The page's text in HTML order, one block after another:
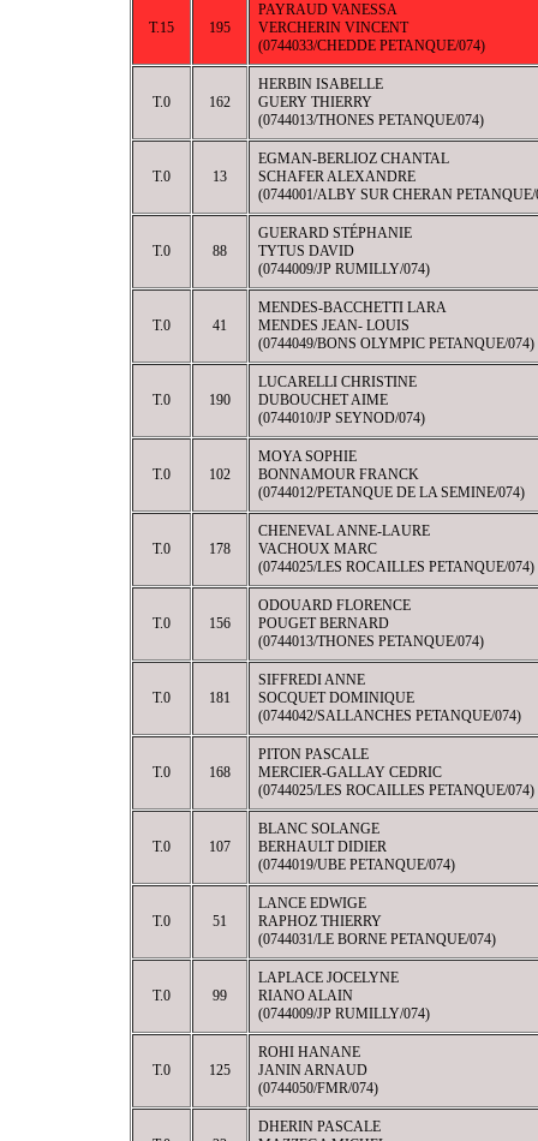
T.15 195
PAYRAUD VANESSA
VERCHERIN VINCENT
(0744033/CHEDDE PETANQUE/074)
T.0 162
HERBIN ISABELLE
GUERY THIERRY
(0744013/THONES PETANQUE/074)
T.0 13
EGMAN-BERLIOZ CHANTAL
SCHAFER ALEXANDRE
(0744001/ALBY SUR CHERAN PETANQUE/
T.0 88
GUERARD STÉPHANIE
TYTUS DAVID
(0744009/JP RUMILLY/074)
T.0 41
MENDES-BACCHETTI LARA
MENDES JEAN- LOUIS
(0744049/BONS OLYMPIC PETANQUE/074)
T.0 190
LUCARELLI CHRISTINE
DUBOUCHET AIME
(0744010/JP SEYNOD/074)
T.0 102
MOYA SOPHIE
BONNAMOUR FRANCK
(0744012/PETANQUE DE LA SEMINE/074)
T.0 178
CHENEVAL ANNE-LAURE
VACHOUX MARC
(0744025/LES ROCAILLES PETANQUE/074)
T.0 156
ODOUARD FLORENCE
POUGET BERNARD
(0744013/THONES PETANQUE/074)
T.0 181
SIFFREDI ANNE
SOCQUET DOMINIQUE
(0744042/SALLANCHES PETANQUE/074)
T.0 168
PITON PASCALE
MERCIER-GALLAY CEDRIC
(0744025/LES ROCAILLES PETANQUE/074)
T.0 107
BLANC SOLANGE
BERHAULT DIDIER
(0744019/UBE PETANQUE/074)
T.0 51
LANCE EDWIGE
RAPHOZ THIERRY
(0744031/LE BORNE PETANQUE/074)
T.0 99
LAPLACE JOCELYNE
RIANO ALAIN
(0744009/JP RUMILLY/074)
T.0 125
ROHI HANANE
JANIN ARNAUD
(0744050/FMR/074)
DHERIN PASCALE